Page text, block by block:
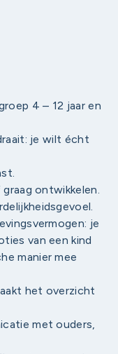
4 – 12 jaar en
je wilt écht
ontwikkelen.
je
van een kind
manier mee
het overzicht
met ouders,